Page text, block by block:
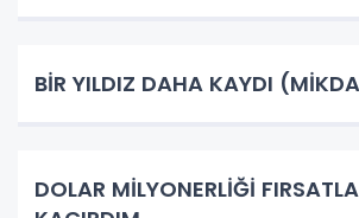
BİR YILDIZ DAHA
DOLAR MİLYONERLİĞİ